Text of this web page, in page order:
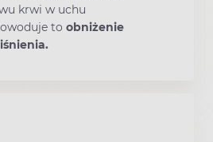
krwi w uchu
to obniżenie